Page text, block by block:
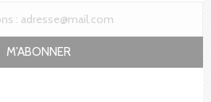
M'ABONNER